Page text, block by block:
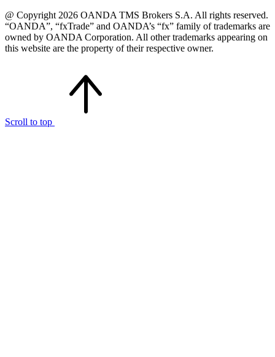
@ Copyright 2026 OANDA TMS Brokers S.A. All rights reserved.
“OANDA”, “fxTrade” and OANDA’s “fx” family of trademarks are
owned by OANDA Corporation. All other trademarks appearing on
this website are the property of their respective owner.
Scroll to top